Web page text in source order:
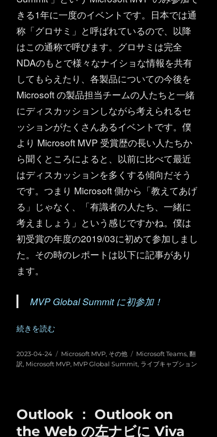
きる1年に一度のイベントです。日本では通
称「グロサミ」と呼ばれているので、以降
はこの通称で呼びます。グロサミは完全
NDAのもとで様々なナイショな情報を共有
してもらえたり、各製品についての今後を
Microsoft の製品担当チームの人たちと一緒
にディスカッションしながら考えられるセ
ッションがたくさんあるイベントです。僕
より Microsoft MVP 受賞歴の長い人たちか
ら聞くところによると、以前に比べて最近
はディスカッションを多くする傾向だそう
です。つまり Microsoft 側から「教えてあげ
る」じゃなく、「有識者の人たち、一緒に
考えましょう」という感じですかね。僕は
初受賞の年度の2019/03に初めて参加しまし
た。その時のレポートは以下に記事があり
ます。
MVP Global Summit に初参加！
“MVP Global Summit を通して、言語の壁を乗り越える
続きを読む
投
稿
2023-04-24
カ
テ
Microsoft MVP, その他
タ
グ
Microsoft Teams,翻
訳, Microsoft MVP, MVP Global Summit, ライブキャプション
Outlook ： Outlook on
the Web の左ナビに Viva